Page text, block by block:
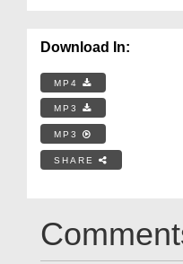
Download In:
MP4
MP3
MP3
SHARE